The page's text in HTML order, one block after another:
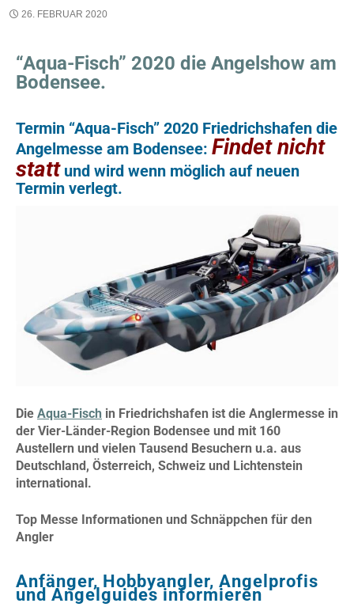
26. FEBRUAR 2020
“Aqua-Fisch” 2020 die Angelshow am
Bodensee.
Termin “Aqua-Fisch” 2020 Friedrichshafen die
Angelmesse am Bodensee: Findet nicht
statt und wird wenn möglich auf neuen
Termin verlegt.
Die Aqua-Fisch in Friedrichshafen ist die Anglermesse in
der Vier-Länder-Region Bodensee und mit 160
Austellern und vielen Tausend Besuchern u.a. aus
Deutschland, Österreich, Schweiz und Lichtenstein
international.
Top Messe Informationen und Schnäppchen für den
Angler
Anfänger, Hobbyangler, Angelprofis
und Angelguides informieren